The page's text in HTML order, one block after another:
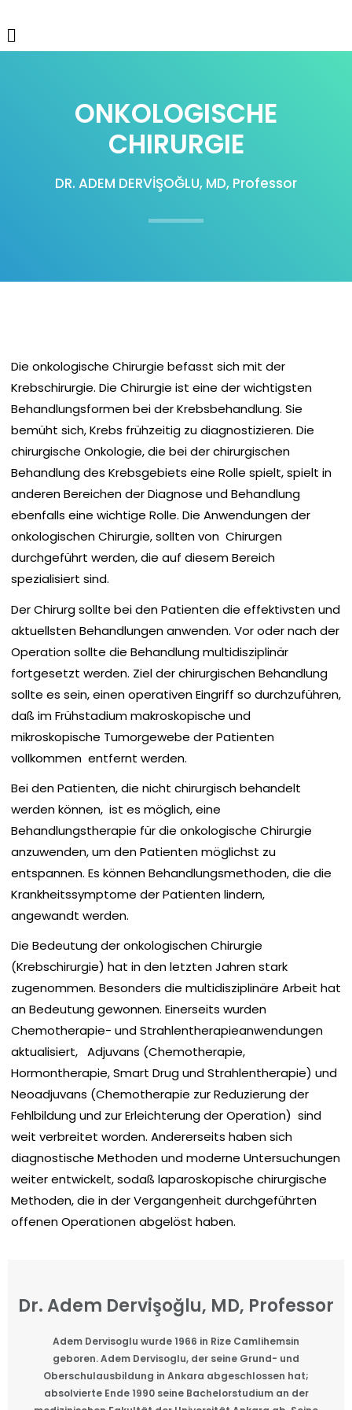
ONKOLOGISCHE
CHIRURGIE
DR. ADEM DERVİŞOĞLU, MD, Professor
Die onkologische Chirurgie befasst sich mit der
Krebschirurgie. Die Chirurgie ist eine der wichtigsten
Behandlungsformen bei der Krebsbehandlung. Sie
bemüht sich, Krebs frühzeitig zu diagnostizieren. Die
chirurgische Onkologie, die bei der chirurgischen
Behandlung des Krebsgebiets eine Rolle spielt, spielt in
anderen Bereichen der Diagnose und Behandlung
ebenfalls eine wichtige Rolle. Die Anwendungen der
onkologischen Chirurgie, sollten von Chirurgen
durchgeführt werden, die auf diesem Bereich
spezialisiert sind.
Der Chirurg sollte bei den Patienten die effektivsten und
aktuellsten Behandlungen anwenden. Vor oder nach der
Operation sollte die Behandlung multidisziplinär
fortgesetzt werden. Ziel der chirurgischen Behandlung
sollte es sein, einen operativen Eingriff so durchzuführen,
daß im Frühstadium makroskopische und
mikroskopische Tumorgewebe der Patienten
vollkommen entfernt werden.
Bei den Patienten, die nicht chirurgisch behandelt
werden können, ist es möglich, eine
Behandlungstherapie für die onkologische Chirurgie
anzuwenden, um den Patienten möglichst zu
entspannen. Es können Behandlungsmethoden, die die
Krankheitssymptome der Patienten lindern,
angewandt werden.
Die Bedeutung der onkologischen Chirurgie
(Krebschirurgie) hat in den letzten Jahren stark
zugenommen. Besonders die multidisziplinäre Arbeit hat
an Bedeutung gewonnen. Einerseits wurden
Chemotherapie- und Strahlentherapieanwendungen
aktualisiert, Adjuvans (Chemotherapie,
Hormontherapie, Smart Drug und Strahlentherapie) und
Neoadjuvans (Chemotherapie zur Reduzierung der
Fehlbildung und zur Erleichterung der Operation) sind
weit verbreitet worden. Andererseits haben sich
diagnostische Methoden und moderne Untersuchungen
weiter entwickelt, sodaß laparoskopische chirurgische
Methoden, die in der Vergangenheit durchgeführten
offenen Operationen abgelöst haben.
Dr. Adem Dervişoğlu, MD, Professor
Adem Dervisoglu wurde 1966 in Rize Camlihemsin
geboren. Adem Dervisoglu, der seine Grund- und
Oberschulausbildung in Ankara abgeschlossen hat;
absolvierte Ende 1990 seine Bachelorstudium an der